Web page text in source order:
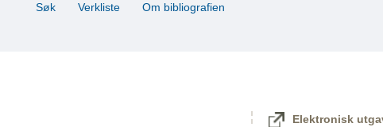
Søk Verkliste Om bibliografien
Elektronisk